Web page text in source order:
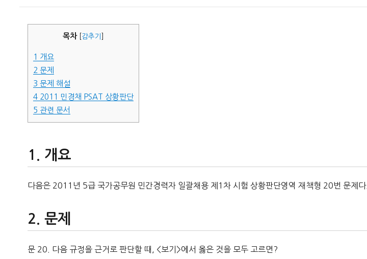
자
목차
감추기
1 개요
2 문제
3 문제 해설
4 2011 민경채 PSAT 상황판단
5 관련 문서
개요
다음은 2011년 5급 국가공무원 민간경력자 일괄채용 제1차 시험 상황판단영역 재책형 20번 문제다.
문제
문 20. 다음 규정을 근거로 판단할 때, <보기>에서 옳은 것을 모두 고르면?